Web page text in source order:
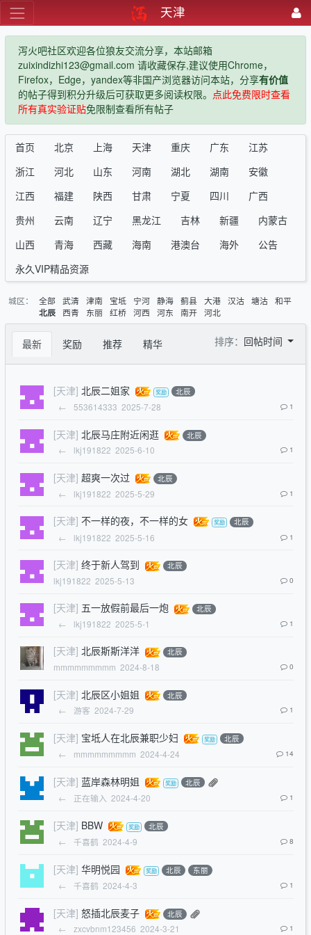
天津
泻火吧社区欢迎各位狼友交流分享，本站邮箱
zuixindizhi123@gmail.com 请收藏保存,建议使用Chrome，
Firefox，Edge，yandex等非国产浏览器访问本站，分享有价值
的帖子得到积分升级后可获取更多阅读权限。 点此免费限时查看
所有真实验证贴免限制查看所有帖子
首页 北京 上海 天津 重庆 广东
江苏
浙江
河北 山东 河南 湖北 湖南
安徽
江西
福建 陕西 甘肃 宁夏 四川
广西
贵州
云南 辽宁 黑龙江 吉林 新疆
内蒙古
山西
青海 西藏 海南 港澳台 海外
公告
永久VIP精品资源
城区： 全部 武清 津南 宝坻 宁河 静海 蓟县 大港 汉沽 塘沽 和平
北辰 西青 东丽 红桥 河西 河东 南开 河北
最新 奖励 推荐 精华 排序： 回帖时间
[天津] 北辰二姐家 北辰
← 553614333 2025-7-28 1
[天津] 北辰马庄附近闲逛 北辰
← lkj191822 2025-6-10 1
[天津] 超爽一次过 北辰
← lkj191822 2025-5-29 1
[天津] 不一样的夜，不一样的女 北辰
← lkj191822 2025-5-16 1
[天津] 终于新人驾到 北辰
lkj191822 2025-5-13 0
[天津] 五一放假前最后一炮 北辰
← lkj191822 2025-5-1 1
[天津] 北辰斯斯洋洋 北辰
mmmmmmmmm 2024-8-18 0
[天津] 北辰区小姐姐 北辰
← 游客 2024-7-29 1
[天津] 宝坻人在北辰兼职少妇 北辰
← mmmmmmmmm 2024-4-24 14
[天津] 蓝岸森林明姐 北辰
← 正在输入 2024-4-20 1
[天津] BBW 北辰
← 千喜鹤 2024-4-9 8
[天津] 华明悦园 北辰 东丽
← 千喜鹤 2024-4-3 1
[天津] 怒插北辰麦子 北辰
← zxcvbnm123456 2024-3-21 1